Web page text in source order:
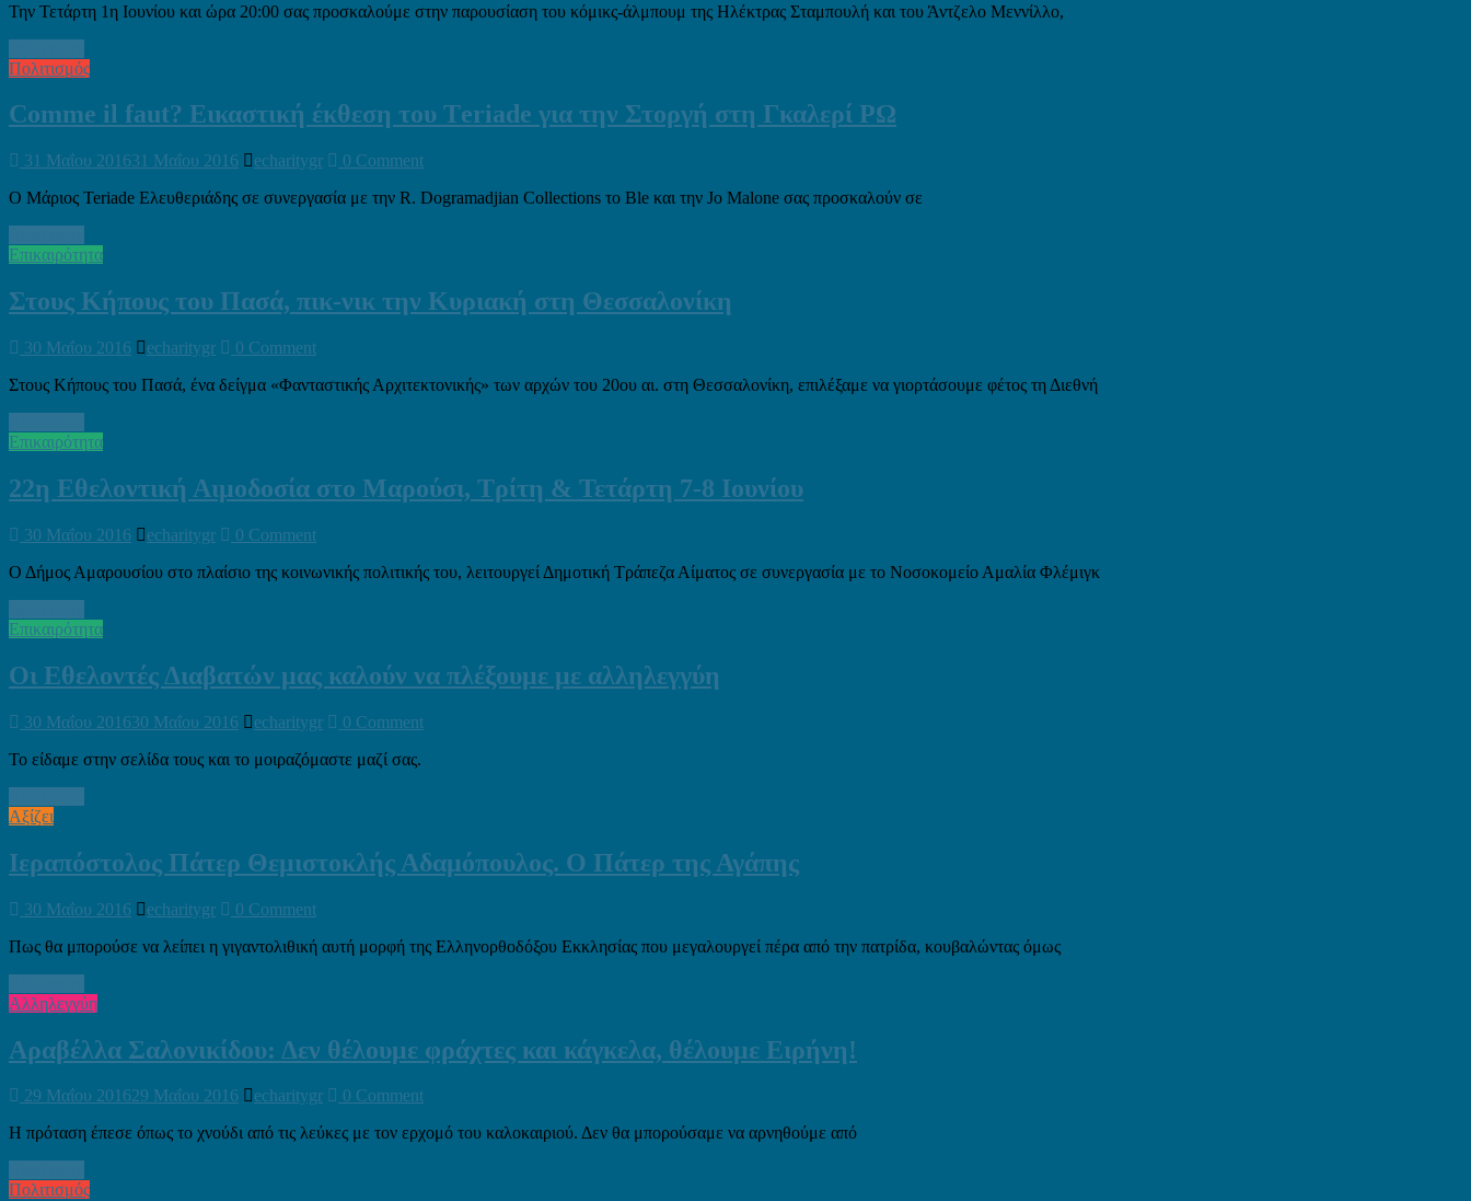
Την Τετάρτη 1η Ιουνίου και ώρα 20:00 σας προσκαλούμε στην παρουσίαση του κόμικς-άλμπουμ της Ηλέκτρας Σταμπουλή και του Άντζελο Μεννίλλο,
Πολιτισμός
Comme il faut? Εικαστική έκθεση του Τeriade για την Στοργή στη Γκαλερί ΡΩ
31 Μαΐου 201631 Μαΐου 2016 echaritygr
0 Comment
Ο Μάριος Teriade Ελευθεριάδης σε συνεργασία με την R. Dogramadjian Collections το Ble και την Jo Malone σας προσκαλούν σε
Επικαιρότητα
Στους Κήπους του Πασά, πικ-νικ την Κυριακή στη Θεσσαλονίκη
30 Μαΐου 2016 echaritygr
0 Comment
Στους Κήπους του Πασά, ένα δείγμα «Φανταστικής Αρχιτεκτονικής» των αρχών του 20ου αι. στη Θεσσαλονίκη, επιλέξαμε να γιορτάσουμε φέτος τη Διεθνή
Επικαιρότητα
22η Εθελοντική Αιμοδοσία στο Μαρούσι, Τρίτη & Τετάρτη 7-8 Ιουνίου
30 Μαΐου 2016 echaritygr
0 Comment
Ο Δήμος Αμαρουσίου στο πλαίσιο της κοινωνικής πολιτικής του, λειτουργεί Δημοτική Τράπεζα Αίματος σε συνεργασία με το Νοσοκομείο Αμαλία Φλέμιγκ
Επικαιρότητα
Οι Εθελοντές Διαβατών μας καλούν να πλέξουμε με αλληλεγγύη
30 Μαΐου 201630 Μαΐου 2016 echaritygr
0 Comment
Το είδαμε στην σελίδα τους και το μοιραζόμαστε μαζί σας.
Αξίζει
Ιεραπόστολος Πάτερ Θεμιστοκλής Αδαμόπουλος. Ο Πάτερ της Αγάπης
30 Μαΐου 2016 echaritygr
0 Comment
Πως θα μπορούσε να λείπει η γιγαντολιθική αυτή μορφή της Ελληνορθοδόξου Εκκλησίας που μεγαλουργεί πέρα από την πατρίδα, κουβαλώντας όμως
Αλληλεγγύη
Αραβέλλα Σαλονικίδου: Δεν θέλουμε φράχτες και κάγκελα, θέλουμε Ειρήνη!
29 Μαΐου 201629 Μαΐου 2016 echaritygr
0 Comment
Η πρόταση έπεσε όπως το χνούδι από τις λεύκες με τον ερχομό του καλοκαιριού. Δεν θα μπορούσαμε να αρνηθούμε από
Πολιτισμός